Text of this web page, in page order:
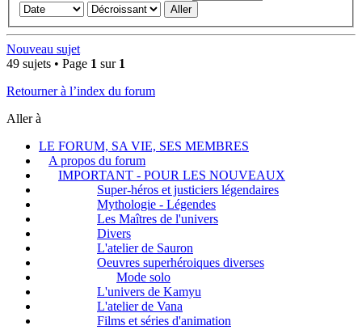
Nouveau sujet
49 sujets • Page 1 sur 1
Retourner à l’index du forum
Aller à
LE FORUM, SA VIE, SES MEMBRES
A propos du forum
IMPORTANT - POUR LES NOUVEAUX
Super-héros et justiciers légendaires
Mythologie - Légendes
Les Maîtres de l'univers
Divers
L'atelier de Sauron
Oeuvres superhéroiques diverses
Mode solo
L'univers de Kamyu
L'atelier de Vana
Films et séries d'animation